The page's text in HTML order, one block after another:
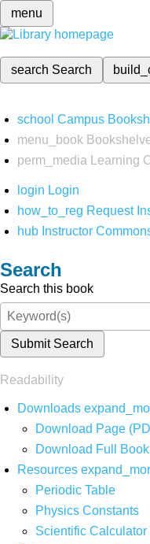
menu
search Search
school Campus
menu_book
perm_media
Learning
login Login
how_to_reg Request
hub Instructor
Search
Search this book
Submit Search
Readability
Downloads
Download Page
Download Full
Resources
Periodic Table
Physics Constants
Scientific Calculator